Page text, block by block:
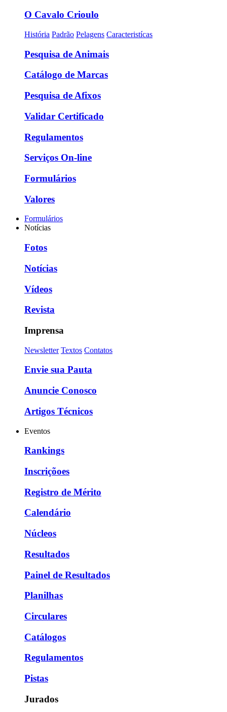
O Cavalo Crioulo
História Padrão Pelagens Caracteristícas
Pesquisa de Animais
Catálogo de Marcas
Pesquisa de Afixos
Validar Certificado
Regulamentos
Serviços On-line
Formulários
Valores
Formulários
Notícias
Fotos
Notícias
Vídeos
Revista
Imprensa
Newsletter Textos Contatos
Envie sua Pauta
Anuncie Conosco
Artigos Técnicos
Eventos
Rankings
Inscriçõoes
Registro de Mérito
Calendário
Núcleos
Resultados
Painel de Resultados
Planilhas
Circulares
Catálogos
Regulamentos
Pistas
Jurados